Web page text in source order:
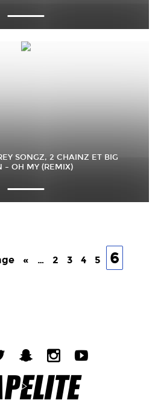
SONGZ, 2 CHAINZ ET BIG
– OH MY (REMIX)
« … 2 3 4 5 6